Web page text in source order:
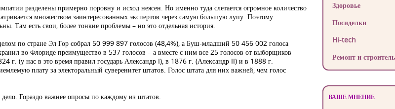
разделены примерно поровну и исход неясен. Но именно туда слетается огромное количество
множеством заинтересованных экспертов через самую большую лупу. Поэтому
Там есть свои, более тонкие проблемы – но это отдельная история.
по стране Эл Гор собрал 50 999 897 голосов (48,4%), а Буш-младший 50 456 002 голоса
во Флориде преимущество в 537 голосов – а вместе с ним все 25 голосов от выборщиков
г. (у нас в это время правил государь Александр I), в 1876 г. (Александр II) и в 1888 г.
плату за электоральный суверенитет штатов. Голос штата для них важней, чем голос
Гораздо важнее опросы по каждому из штатов.
Здоровье
Посиделки
Hi-tech
Ремонт и
ВАШЕ МНЕНИЕ